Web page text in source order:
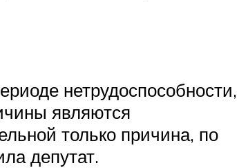
нетрудоспособности,
являются
только причина, по
депутат.